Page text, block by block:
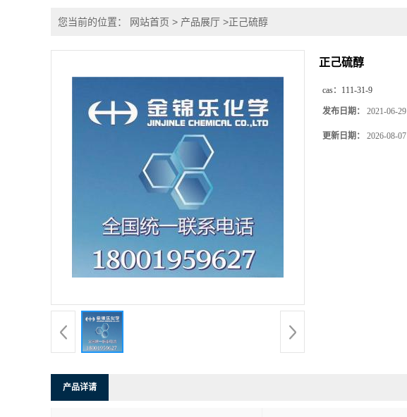
您当前的位置： 网站首页 > 产品展厅 >正己硫醇
正己硫醇
cas： 111-31-9
发布日期： 2021-06-29
更新日期： 2026-08-07
产品详请